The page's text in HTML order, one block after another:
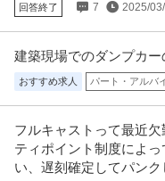
回答終了 7 2025/
建築現場でのダンプカ
おすすめ求人 パート・アルバ
フルキャストって最近
ティポイント制度によ
い、遅刻確定してパン